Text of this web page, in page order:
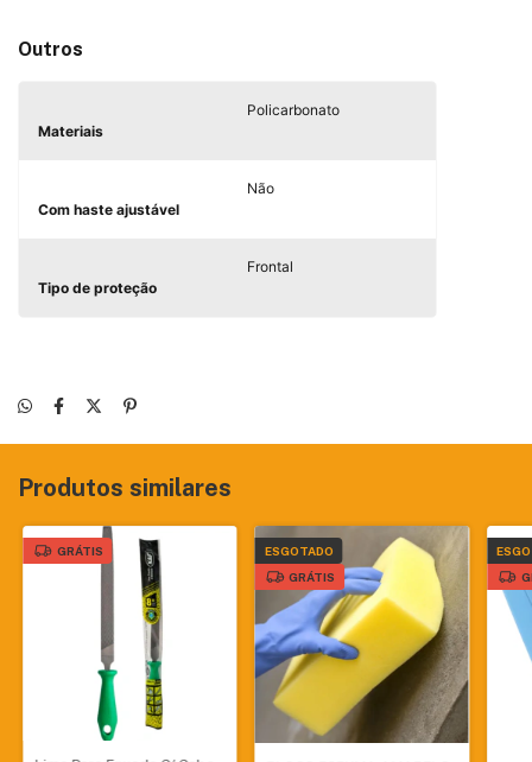
Outros
Materiais
Policarbonato
Com haste ajustável
Não
Tipo de proteção
Frontal
Produtos similares
GRÁTIS
ESGOTADO
GRÁTIS